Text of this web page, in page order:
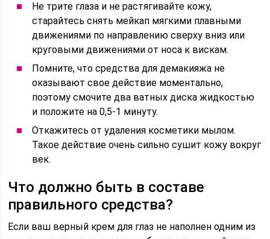
Не трите глаза и не растягивайте кожу,
старайтесь снять мейкап мягкими плавными
движениями по направлению сверху вниз или
круговыми движениями от носа к вискам.
Помните, что средства для демакияжа не
оказывают свое действие моментально,
поэтому смочите два ватных диска жидкостью
и положите на 0,5-1 минуту.
Откажитесь от удаления косметики мылом.
Такое действие очень сильно сушит кожу вокруг
век.
Что должно быть в составе
правильного средства?
Если ваш верный крем для глаз не наполнен одним из